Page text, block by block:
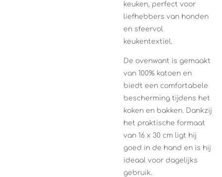
keuken, perfect voor
liefhebbers van honden
en sfeervol
keukentextiel.
De ovenwant is gemaakt
van 100% katoen en
biedt een comfortabele
bescherming tijdens het
koken en bakken. Dankzij
het praktische formaat
van 16 x 30 cm ligt hij
goed in de hand en is hij
ideaal voor dagelijks
gebruik.